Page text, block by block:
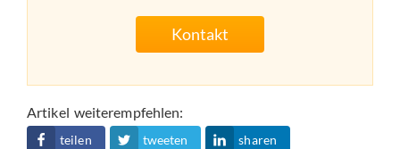
Kontakt
Artikel weiterempfehlen:
teilen tweeten sharen